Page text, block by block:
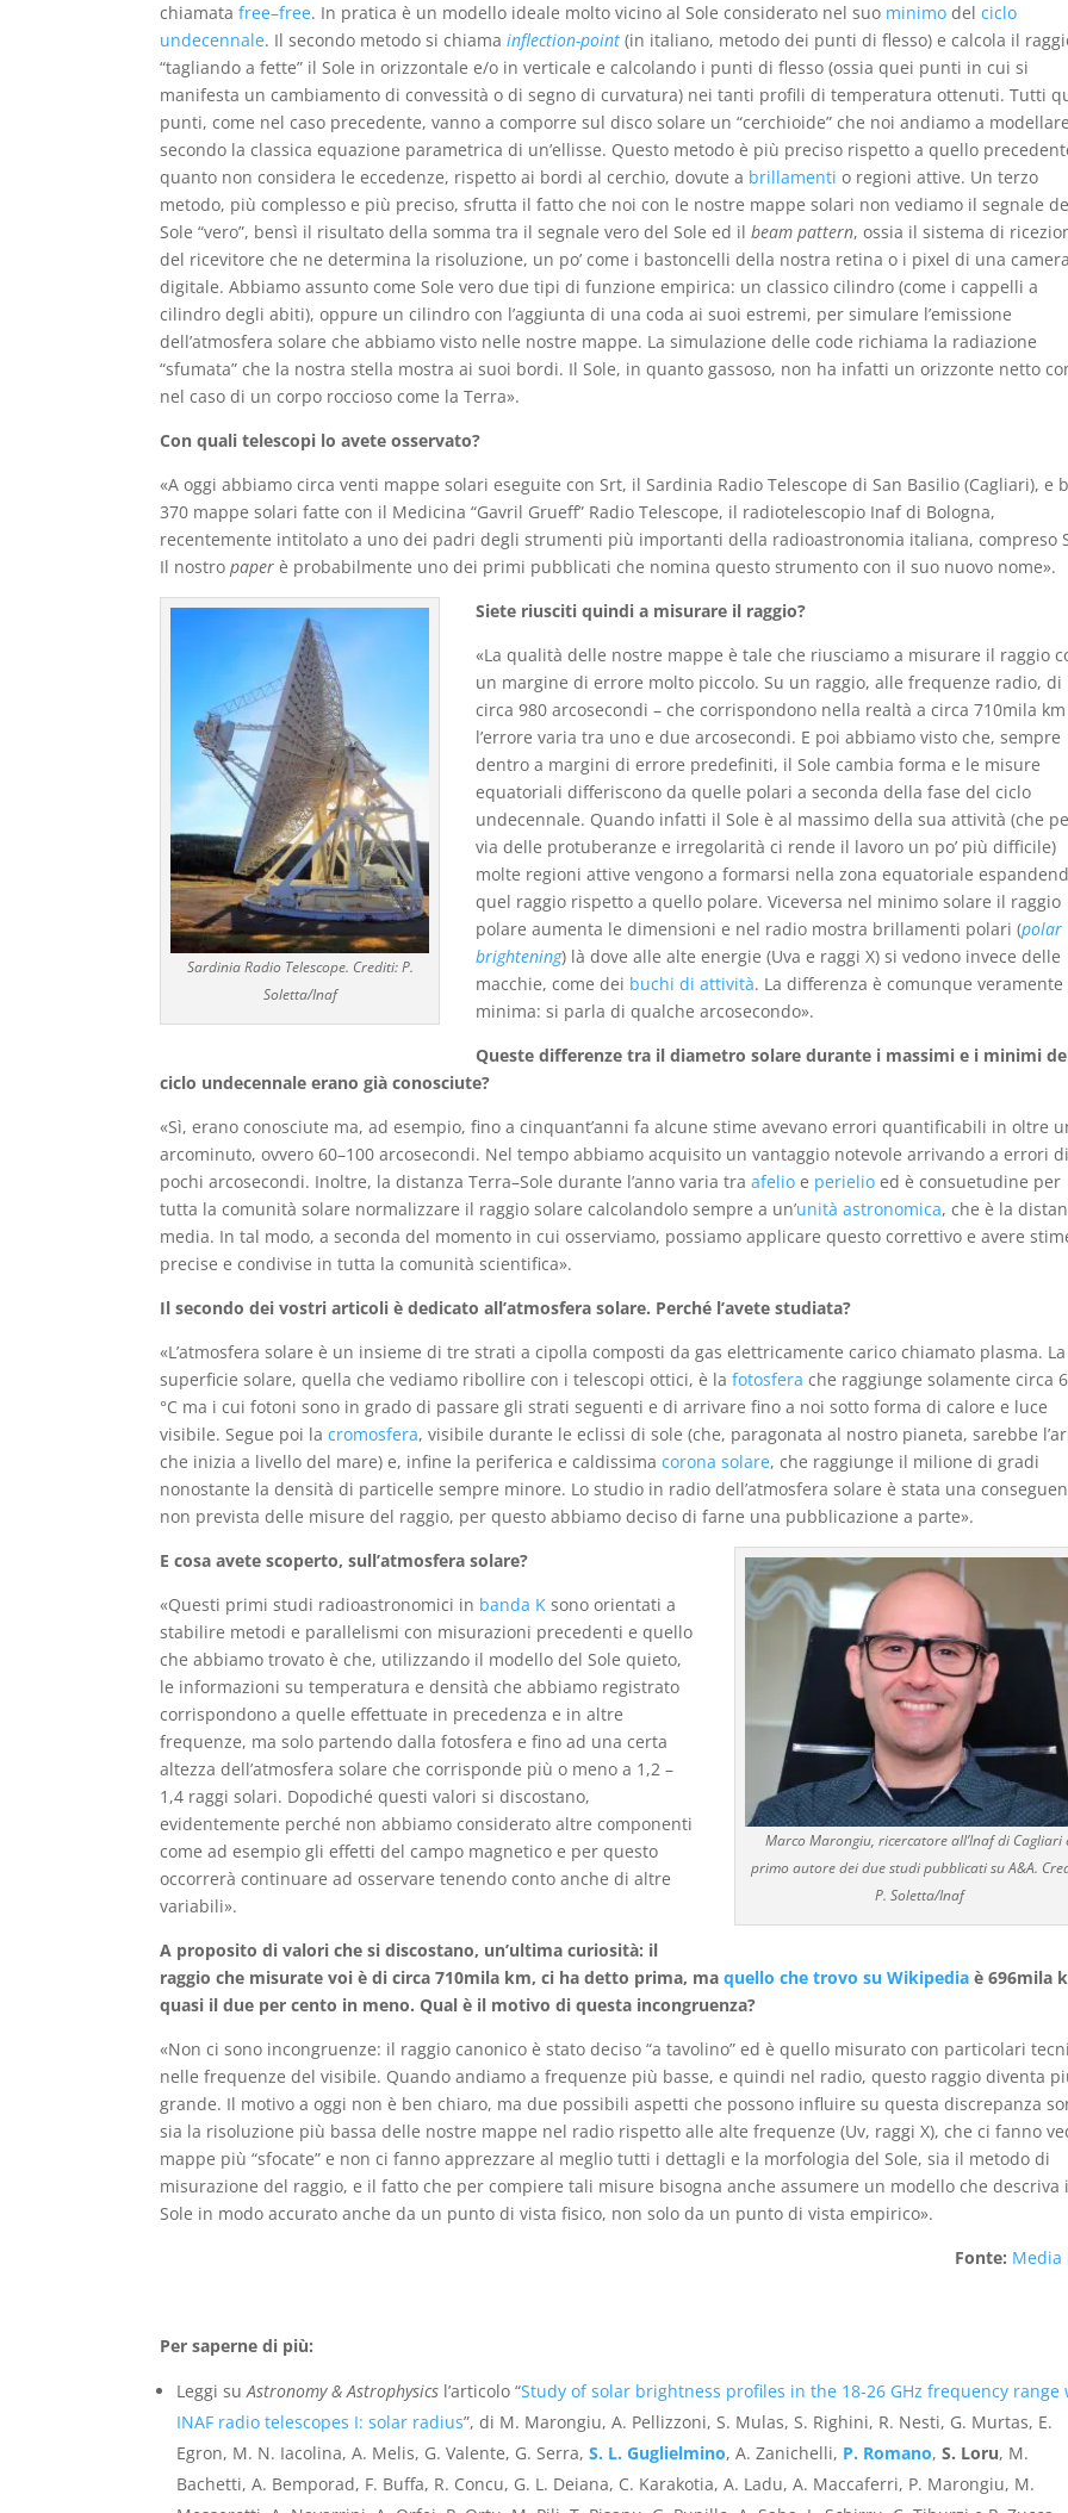
chiamatafree–free. In pratica è un modello ideale molto vicino al Sole considerato nel suo minimo delciclo
undecennale. Il secondo metodo si chiamainflection-point (in italiano, metodo dei punti di flesso) e calcola il
“tagliando a fette” il Sole in orizzontale e/o in verticale e calcolando i punti di flesso (ossia quei punti in cui si
manifesta un cambiamento di convessità o di segno di curvatura) nei tanti profili di temperatura ottenuti. Tutti
punti, come nel caso precedente, vanno a comporre sul disco solare un “cerchioide” che noi andiamo a modellare
secondo la classica equazione parametrica di un’ellisse. Questo metodo è più preciso rispetto a quello
quanto non considera le eccedenze, rispetto ai bordi al cerchio, dovute a brillamenti o regioni attive. Un terzo
metodo, più complesso e più preciso, sfrutta il fatto che noi con le nostre mappe solari non vediamo il segnale
Sole “vero”, bensì il risultato della somma tra il segnale vero del Sole ed ilbeam pattern, ossia il sistema di
del ricevitore che ne determina la risoluzione, un po’ come i bastoncelli della nostra retina o i pixel di una camera
digitale. Abbiamo assunto come Sole vero due tipi di funzione empirica: un classico cilindro (come i cappelli a
cilindro degli abiti), oppure un cilindro con l’aggiunta di una coda ai suoi estremi, per simulare l’emissione
dell’atmosfera solare che abbiamo visto nelle nostre mappe. La simulazione delle code richiama la radiazione
“sfumata” che la nostra stella mostra ai suoi bordi. Il Sole, in quanto gassoso, non ha infatti un orizzonte netto
nel caso di un corpo roccioso come la Terra».
Con quali telescopi lo avete osservato?
«A oggi abbiamo circa venti mappe solari eseguite con Srt, il Sardinia Radio Telescope di San Basilio (Cagliari), e
370 mappe solari fatte con il Medicina “Gavril Grueff” Radio Telescope, il radiotelescopio Inaf di Bologna,
recentemente intitolato a uno dei padri degli strumenti più importanti della radioastronomia italiana, compreso
Il nostropaper è probabilmente uno dei primi pubblicati che nomina questo strumento con il suo nuovo nome».
Sardinia Radio Telescope. Crediti: P.
Soletta/Inaf
Siete riusciti quindi a misurare il raggio?
«La qualità delle nostre mappe è tale che riusciamo a misurare il raggio
un margine di errore molto piccolo. Su un raggio, alle frequenze radio, di
circa 980 arcosecondi – che corrispondono nella realtà a circa 710mila km
l’errore varia tra uno e due arcosecondi. E poi abbiamo visto che, sempre
dentro a margini di errore predefiniti, il Sole cambia forma e le misure
equatoriali differiscono da quelle polari a seconda della fase del ciclo
undecennale. Quando infatti il Sole è al massimo della sua attività (che
via delle protuberanze e irregolarità ci rende il lavoro un po’ più difficile)
molte regioni attive vengono a formarsi nella zona equatoriale
quel raggio rispetto a quello polare. Viceversa nel minimo solare il raggio
polare aumenta le dimensioni e nel radio mostra brillamenti polari (polar
brightening) là dove alle alte energie (Uva e raggi X) si vedono invece delle
macchie, come dei buchi di attività. La differenza è comunque veramente
minima: si parla di qualche arcosecondo».
Queste differenze tra il diametro solare durante i massimi e i minimi
ciclo undecennale erano già conosciute?
«Sì, erano conosciute ma, ad esempio, fino a cinquant’anni fa alcune stime avevano errori quantificabili in oltre
arcominuto, ovvero 60–100 arcosecondi. Nel tempo abbiamo acquisito un vantaggio notevole arrivando a errori di
pochi arcosecondi. Inoltre, la distanza Terra–Sole durante l’anno varia traafelio e perielio ed è consuetudine per
tutta la comunità solare normalizzare il raggio solare calcolandolo sempre a un’unità astronomica, che è la
media. In tal modo, a seconda del momento in cui osserviamo, possiamo applicare questo correttivo e avere
precise e condivise in tutta la comunità scientifica».
Il secondo dei vostri articoli è dedicato all’atmosfera solare. Perché l’avete studiata?
«L’atmosfera solare è un insieme di tre strati a cipolla composti da gas elettricamente carico chiamato plasma. La
superficie solare, quella che vediamo ribollire con i telescopi ottici, è lafotosfera che raggiunge solamente circa
°C ma i cui fotoni sono in grado di passare gli strati seguenti e di arrivare fino a noi sotto forma di calore e luce
visibile. Segue poi lacromosfera, visibile durante le eclissi di sole (che, paragonata al nostro pianeta, sarebbe
che inizia a livello del mare) e, infine la periferica e caldissimacorona solare, che raggiunge il milione di gradi
nonostante la densità di particelle sempre minore. Lo studio in radio dell’atmosfera solare è stata una
non prevista delle misure del raggio, per questo abbiamo deciso di farne una pubblicazione a parte».
Marco Marongiu, ricercatore all’Inaf di Cagliari
primo autore dei due studi pubblicati su A&A.
P. Soletta/Inaf
E cosa avete scoperto, sull’atmosfera solare?
«Questi primi studi radioastronomici in banda K sono orientati a
stabilire metodi e parallelismi con misurazioni precedenti e quello
che abbiamo trovato è che, utilizzando il modello del Sole quieto,
le informazioni su temperatura e densità che abbiamo registrato
corrispondono a quelle effettuate in precedenza e in altre
frequenze, ma solo partendo dalla fotosfera e fino ad una certa
altezza dell’atmosfera solare che corrisponde più o meno a 1,2 –
1,4 raggi solari. Dopodiché questi valori si discostano,
evidentemente perché non abbiamo considerato altre componenti
come ad esempio gli effetti del campo magnetico e per questo
occorrerà continuare ad osservare tenendo conto anche di altre
variabili».
A proposito di valori che si discostano, un’ultima curiosità: il
raggio che misurate voi è di circa 710mila km, ci ha detto prima, maquello che trovo su Wikipedia è 696mila
quasi il due per cento in meno. Qual è il motivo di questa incongruenza?
«Non ci sono incongruenze: il raggio canonico è stato deciso “a tavolino” ed è quello misurato con particolari
nelle frequenze del visibile. Quando andiamo a frequenze più basse, e quindi nel radio, questo raggio diventa
grande. Il motivo a oggi non è ben chiaro, ma due possibili aspetti che possono influire su questa discrepanza
sia la risoluzione più bassa delle nostre mappe nel radio rispetto alle alte frequenze (Uv, raggi X), che ci fanno
mappe più “sfocate” e non ci fanno apprezzare al meglio tutti i dettagli e la morfologia del Sole, sia il metodo di
misurazione del raggio, e il fatto che per compiere tali misure bisogna anche assumere un modello che descriva
Sole in modo accurato anche da un punto di vista fisico, non solo da un punto di vista empirico».
Fonte: Media
Per saperne di più:
Leggi suAstronomy & Astrophysics l’articolo “Study of solar brightness profiles in the 18-26 GHz frequency range
INAF radio telescopes I: solar radius”, di M. Marongiu, A. Pellizzoni, S. Mulas, S. Righini, R. Nesti, G. Murtas, E.
Egron, M. N. Iacolina, A. Melis, G. Valente, G. Serra,S. L. Guglielmino, A. Zanichelli, P. Romano,S. Loru, M.
Bachetti, A. Bemporad, F. Buffa, R. Concu, G. L. Deiana, C. Karakotia, A. Ladu, A. Maccaferri, P. Marongiu, M.